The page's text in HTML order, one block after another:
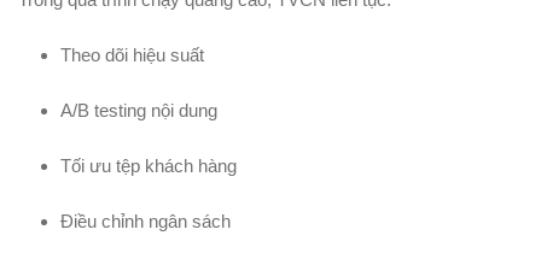
Theo dõi hiệu suất
A/B testing nội dung
Tối ưu tệp khách hàng
Điều chỉnh ngân sách